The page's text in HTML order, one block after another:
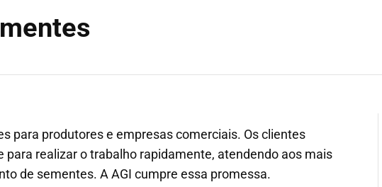
para produtores e empresas comerciais. Os clientes
realizar o trabalho rapidamente, atendendo aos mais
de sementes. A AGI cumpre essa promessa.